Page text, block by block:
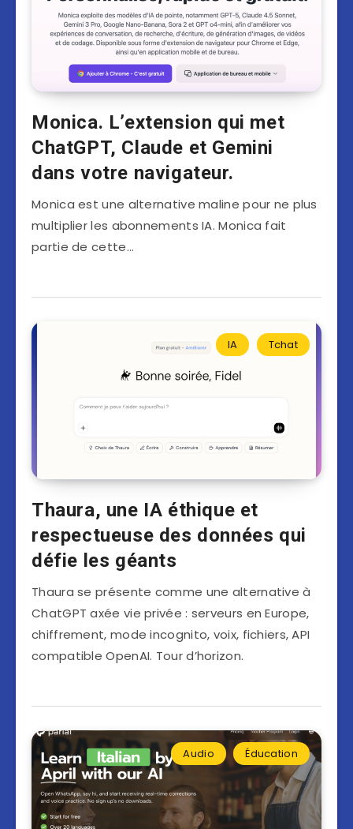
Monica. L’extension qui met
ChatGPT, Claude et Gemini
dans votre navigateur.
Monica est une alternative maline pour ne plus
multiplier les abonnements IA. Monica fait
partie de cette…
IA Tchat
Thaura, une IA éthique et
respectueuse des données qui
défie les géants
Thaura se présente comme une alternative à
ChatGPT axée vie privée : serveurs en Europe,
chiffrement, mode incognito, voix, fichiers, API
compatible OpenAI. Tour d’horizon.
Audio Éducation